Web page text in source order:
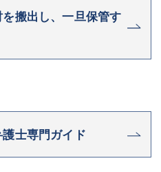
搬出し、一旦保管す
士専門ガイド